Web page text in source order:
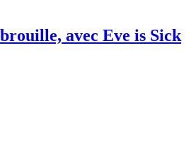
avec Eve is Sick